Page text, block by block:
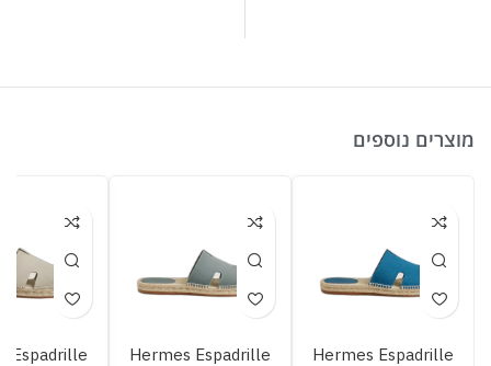
מוצרים נוספים
Hermes Espadrille
Hermes Espadrille
Espadrille